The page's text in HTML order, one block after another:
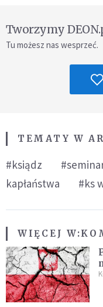
Tworzymy
Tu możesz nas wesprzeć.
TEMATY W
#ksiądz
kapłaństwa
#ks
WIĘCEJ W: